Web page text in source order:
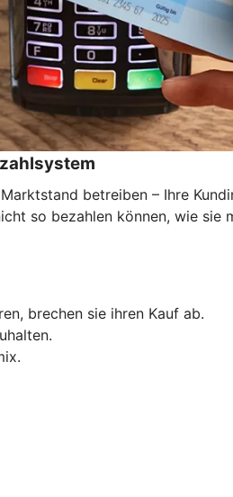
betreiben – Ihre
so bezahlen können, wie
brechen sie ihren Kauf ab.